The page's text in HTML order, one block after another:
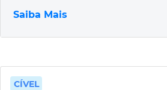
Saiba Mais
CÍVEL